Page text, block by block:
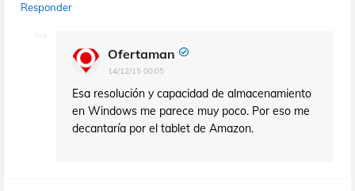
Responder
Ofertaman
14/12/15 00:05
Esa resolución y capacidad de almacenamiento
en Windows me parece muy poco. Por eso me
decantaría por el tablet de Amazon.